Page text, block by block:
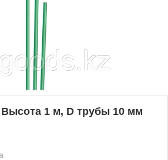
1 м, D трубы 10 мм